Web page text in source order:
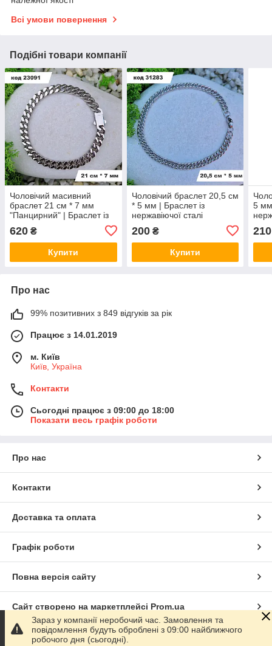
Всі умови повернення
Подібні товари компанії
Чоловічий масивний
браслет 21 см * 7 мм
"Панцирний" | Браслет із
Stainless Steel
620 ₴
Купити
Чоловічий браслет 20,5 см
* 5 мм | Браслет із
нержавіючої сталі
200₴
Купити
5 мм
210
Про нас
99% позитивних з 849 відгуків за рік
Працює з 14.01.2019
м. Київ
Київ, Україна
Контакти
Сьогодні працює з 09:00 до 18:00
Показати весь графік роботи
Про нас
Контакти
Доставка та оплата
Графік роботи
Повна версія сайту
Сайт створено на маркетплейсі Prom.ua
Політика конфіденційності
Зараз у компанії неробочий час. Замовлення та
повідомлення будуть оброблені з 09:00 найближчого
робочого дня (сьогодні).